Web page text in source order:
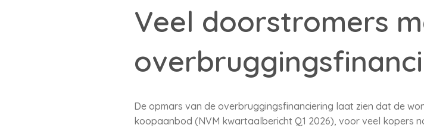
Veel doorstromers
De opmars van de overbruggingsfinanciering laat zien dat de
koopaanbod (NVM kwartaalbericht Q1 2026), voor veel kopers